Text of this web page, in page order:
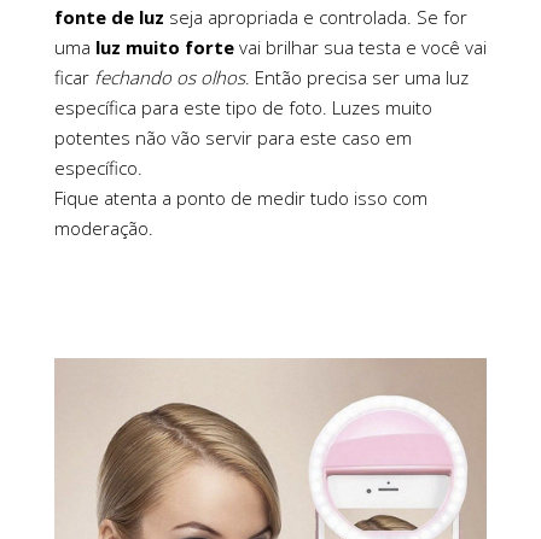
fonte de luz seja apropriada e controlada. Se for
uma luz muito forte vai brilhar sua testa e você vai
ficar fechando os olhos. Então precisa ser uma luz
específica para este tipo de foto. Luzes muito
potentes não vão servir para este caso em
específico.
Fique atenta a ponto de medir tudo isso com
moderação.